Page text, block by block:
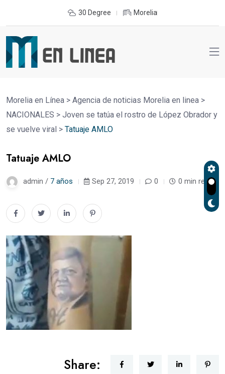
30 Degree Morelia
Morelia en Línea > Agencia de noticias Morelia en linea >
NACIONALES > Joven se tatúa el rostro de López Obrador y
se vuelve viral > Tatuaje AMLO
Tatuaje AMLO
admin / 7 años Sep 27, 2019 0 0 min read
Share: